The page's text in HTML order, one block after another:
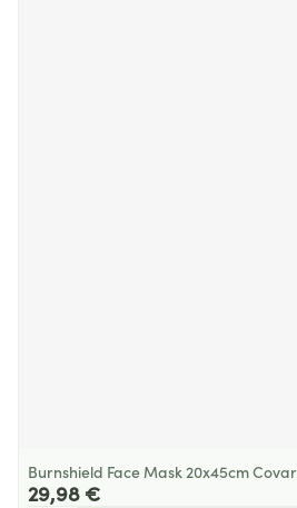
Burnshield Face Mask 20x45cm
29,98 €